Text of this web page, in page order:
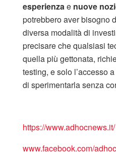
esperienzae nuove
potrebbero aver bisogno
diversa modalità di
precisare che qualsiasi
quella più gettonata,
testing, e solo l’accesso
di sperimentarla senza
https://www.adhocnews.it/
www.facebook.com/